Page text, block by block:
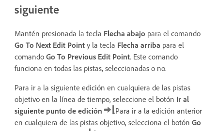
siguiente
Mantén presionada la tecla Flecha abajo para el comando
Go To Next Edit Point y la tecla Flecha arriba para el
comando Go To Previous Edit Point. Este comando
funciona en todas las pistas, seleccionadas o no.
Para ir a la siguiente edición en cualquiera de las pistas
objetivo en la línea de tiempo, seleccione el botón Ir al
siguiente punto de edición
.Para ir a la edición anterior
en cualquiera de las pistas objetivo, selecciona el botón Go